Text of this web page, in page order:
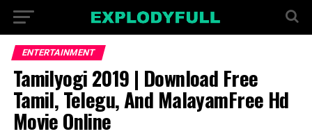
ENTERTAINMENT
Tamilyogi 2019 | Download Free
Tamil, Telegu, And MalayamFree Hd
Movie Online